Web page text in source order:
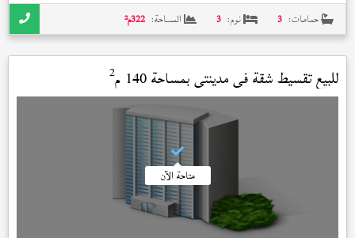
حمامات: 3 نوم: 3 المساحة: 322م²
للبيع تقسيط شقة فيمدينتيبمساحة 140 م 2
متاحة الآن